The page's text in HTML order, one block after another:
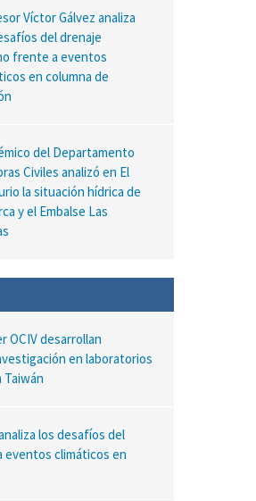
Víctor Gálvez analiza
del drenaje
frente a eventos
en columna de
del Departamento
Civiles analizó en El
la situación hídrica de
y el Embalse Las
OCIV desarrollan
en laboratorios
Taiwán
los desafíos del
climáticos en